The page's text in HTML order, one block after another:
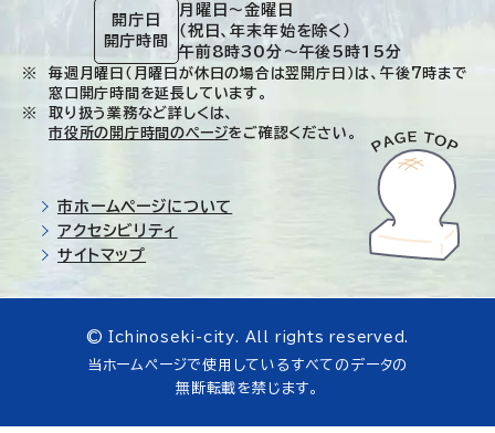
開庁日
開庁時間
月曜日～金曜日
（祝日、年末年始を除く）
午前8時30分～午後5時15分
毎週月曜日（月曜日が休日の場合は翌開庁日）は、午後7時まで
窓口開庁時間を延長しています。
取り扱う業務など詳しくは、
市役所の開庁時間のページをご確認ください。
市ホームページについて
アクセシビリティ
サイトマップ
© Ichinoseki-city. All rights reserved.
当ホームページで使用しているすべてのデータの
無断転載を禁じます。